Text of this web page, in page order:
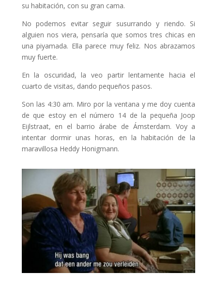
su habitación, con su gran cama.
No podemos evitar seguir susurrando y riendo. Si
alguien nos viera, pensaría que somos tres chicas en
una piyamada. Ella parece muy feliz. Nos abrazamos
muy fuerte.
En la oscuridad, la veo partir lentamente hacia el
cuarto de visitas, dando pequeños pasos.
Son las 4:30 am. Miro por la ventana y me doy cuenta
de que estoy en el número 14 de la pequeña Joop
Eijlstraat, en el barrio árabe de Ámsterdam. Voy a
intentar dormir unas horas, en la habitación de la
maravillosa Heddy Honigmann.